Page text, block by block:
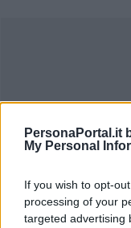
PersonaPortal.it
My Personal
If you wish to opt-
processing of your
targeted advertising